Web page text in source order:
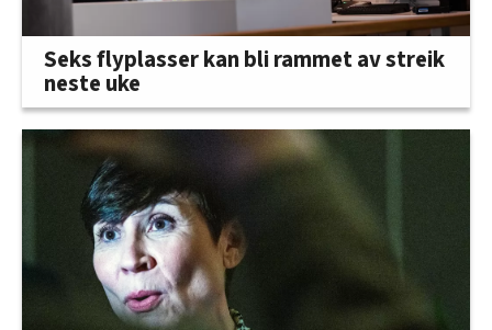
Seks flyplasser kan bli rammet av streik
neste uke